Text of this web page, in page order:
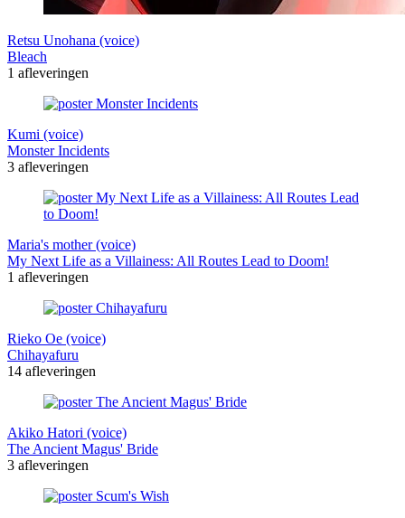
Retsu Unohana (voice)
Bleach
1 afleveringen
Kumi (voice)
Monster Incidents
3 afleveringen
Maria's mother (voice)
My Next Life as a Villainess: All Routes Lead to Doom!
1 afleveringen
Rieko Oe (voice)
Chihayafuru
14 afleveringen
Akiko Hatori (voice)
The Ancient Magus' Bride
3 afleveringen